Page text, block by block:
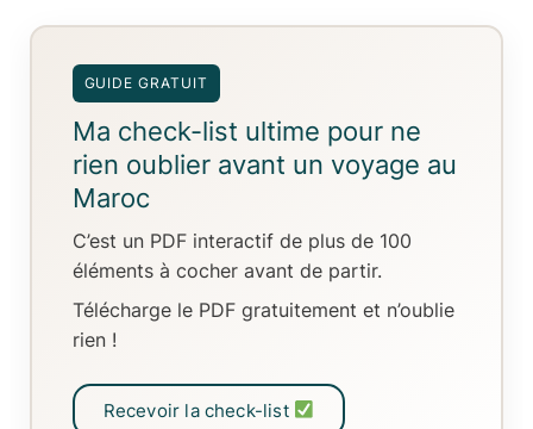
GUIDE GRATUIT
Ma check-list ultime pour ne
rien oublier avant un voyage au
Maroc
C’est un PDF interactifde plus de 100
éléments à cocher avant de partir.
Télécharge le PDF gratuitement et n’oublie
rien !
Recevoir la check-list